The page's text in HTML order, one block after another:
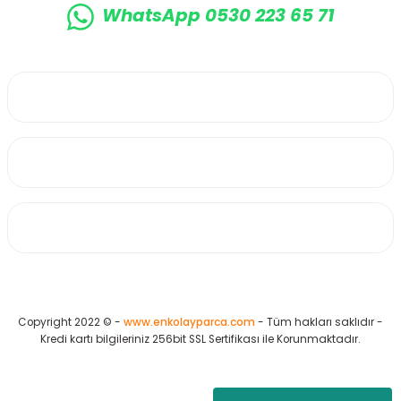
WhatsApp 0530 223 65 71
Copyright 2022 © - www.enkolayparca.com - Tüm hakları saklıdır -
Kredi kartı bilgileriniz 256bit SSL Sertifikası ile Korunmaktadır.